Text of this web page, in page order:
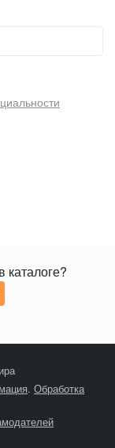
. Обработка